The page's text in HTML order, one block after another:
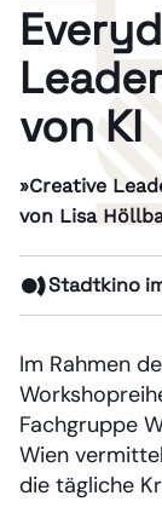
von KI
»Creative
von Lisa
Stadtkino
Im Rahmen
Fachgruppe
Wien
die tägliche